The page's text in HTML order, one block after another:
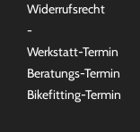
Widerrufsrecht
-
Werkstatt-Termin
Beratungs-Termin
Bikefitting-Termin